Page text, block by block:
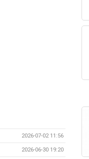
2026-07-02 11:56
2026-06-30 19:20